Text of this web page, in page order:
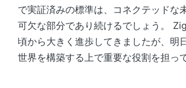
で実証済みの標準は、コネクテッドな
可欠な部分であり続けるでしょう。
頃から大きく進歩してきましたが、明
世界を構築する上で重要な役割を担っ